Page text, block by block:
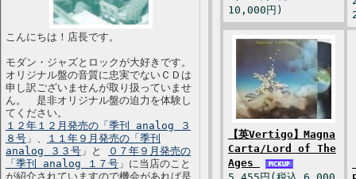
こんにちは！店長です。
モダン・ジャズとロックが大好きです。
オリジナル盤の音質に忠実でないＣＤは
申し訳ございませんが取り扱っていませ
ん。 是非オリジナル盤の迫力を体験し
てください。
１２年１２月発売の「季刊 analog ３
８号 」、
１１年９月発売の「季刊
analog ３３号 」と
０７年９月発売の
「季刊 analog １７号 」に当店のこと
が紹介されていますので機会があれば是
10,000円)
【英Vertigo】Magna
Carta/Lord of The
Ages